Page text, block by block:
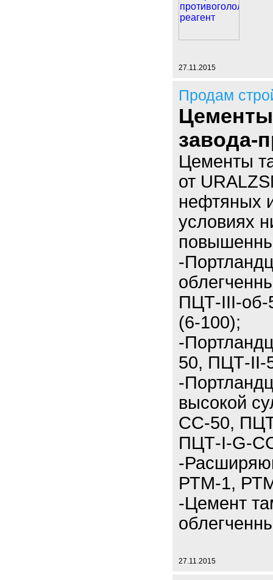
27.11.2015
Продам
завода-
Цементы
от
нефтяных
условиях
-
ПЦТ-III-об-
(6-100);
-
50, ПЦТ-II-
-
высокой
СС-50,
ПЦТ-I-G-
-
РТМ-1,
-Цемент
27.11.2015